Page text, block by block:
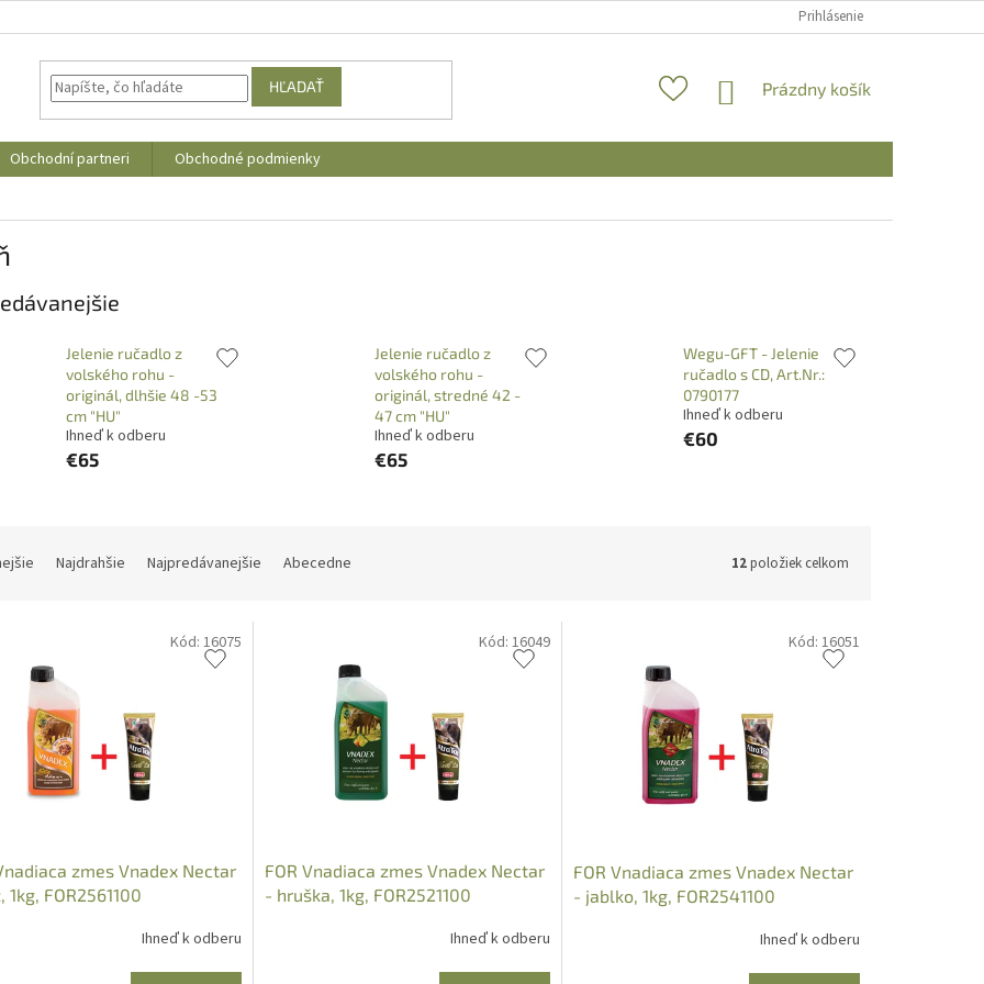
Prihlásenie
HĽADAŤ
NÁKUPNÝ
Prázdny košík
Obchodní partneri Obchodné podmienky
Jelenie ručadlo z
volského rohu -
originál, dlhšie 48 -53
cm "HU"
Ihneď k odberu
€65
Jelenie ručadlo z
volského rohu -
originál, stredné 42 -
47 cm "HU"
Ihneď k odberu
€65
Wegu-GFT - Jelenie
ručadlo s CD, Art.Nr.:
0790177
Ihneď k odberu
€60
Najdrahšie Najpredávanejšie Abecedne 12položiek celkom
zmes Vnadex Nectar
1kg, FOR2561100
Ihneď k odberu
Kód: 16075
FOR Vnadiaca zmes Vnadex Nectar
- hruška, 1kg, FOR2521100
Ihneď k odberu
Kód: 16049
FOR Vnadiaca zmes Vnadex Nectar
- jablko, 1kg, FOR2541100
Ihneď k odberu
Kód: 16051